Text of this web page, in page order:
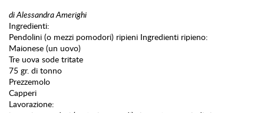
di Alessandra Amerighi
Ingredienti:
Pendolini (o mezzi pomodori) ripieni Ingredienti ripieno:
Maionese (un uovo)
Tre uova sode tritate
75 gr. di tonno
Prezzemolo
Capperi
Lavorazione: